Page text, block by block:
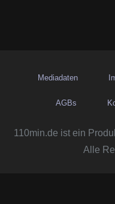
Mediadaten
AGBs
110min.de ist ein
Alle